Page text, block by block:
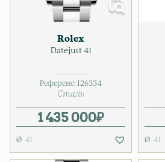
Rolex
Datejust 41
Референс: 126334
Сталь
1 435 000₽
41 41